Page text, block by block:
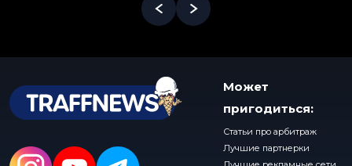
Может
пригодиться:
Статьи про арбитраж
Лучшие партнерки